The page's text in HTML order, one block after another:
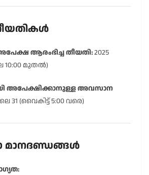
ആരംഭിച്ച തീയതി:2025
10:00 മുതൽ)
അപേക്ഷിക്കാനുള്ള അവസാന
31 (വൈകിട്ട് 5:00 വരെ)
മാനദണ്ഡങ്ങൾ